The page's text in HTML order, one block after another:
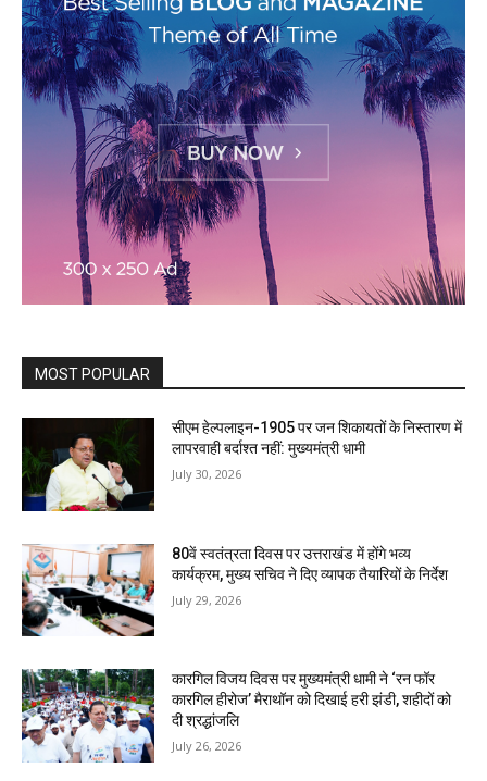
MOST POPULAR
सीएम हेल्पलाइन-1905 पर जन शिकायतों के निस्तारण में
लापरवाही बर्दाश्त नहीं: मुख्यमंत्री धामी
July 30, 2026
80वें स्वतंत्रता दिवस पर उत्तराखंड में होंगे भव्य
कार्यक्रम, मुख्य सचिव ने दिए व्यापक तैयारियों के निर्देश
July 29, 2026
कारगिल विजय दिवस पर मुख्यमंत्री धामी ने ‘रन फॉर
कारगिल हीरोज’ मैराथॉन को दिखाई हरी झंडी, शहीदों को
दी श्रद्धांजलि
July 26, 2026